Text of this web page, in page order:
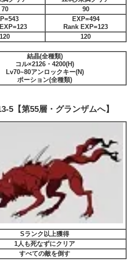
70
90
EXP=494
Rank EXP=123
120 120
結晶(全種類)
コル×2126・4200(H)
Lv70~80アンロックキー(N)
ポーション(全種類)
5【第55層・グランザムへ】
Sランク以上獲得
1人も死なずにクリア
すべての敵を倒す